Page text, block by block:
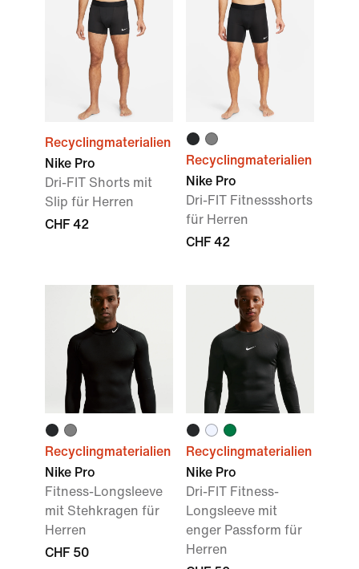
Recyclingmaterialien
Nike Pro
Dri-FIT Shorts mit
Slip für Herren
CHF 42
Recyclingmaterialien
Nike Pro
Dri-FIT Fitnessshorts
für Herren
CHF 42
Recyclingmaterialien
Nike Pro
Fitness-Longsleeve
mit Stehkragen für
Herren
CHF 50
Recyclingmaterialien
Nike Pro
Dri-FIT Fitness-
Longsleeve mit
enger Passform für
Herren